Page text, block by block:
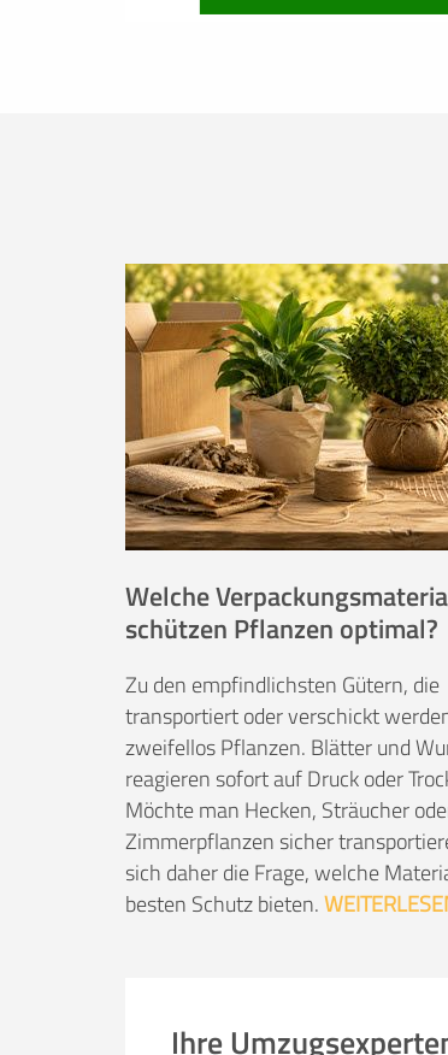
Welche
schützen Pflanzen optimal?
Zu den empfindlichsten Gütern, die
transportiert oder verschickt
zweifellos Pflanzen. Blätter und
reagieren sofort auf Druck oder
Möchte man Hecken, Sträucher
Zimmerpflanzen sicher
sich daher die Frage, welche
besten Schutz bieten.
Ihre